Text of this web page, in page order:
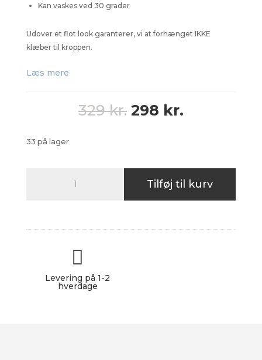
Kan vaskes ved 30 grader
Udover et flot look garanterer, vi at forhænget IKKE
klæber til kroppen.
Læs mere
329kr. Den
298 kr.Den
33 på lager
Tilføj til kurv

Levering på 1-2
hverdage